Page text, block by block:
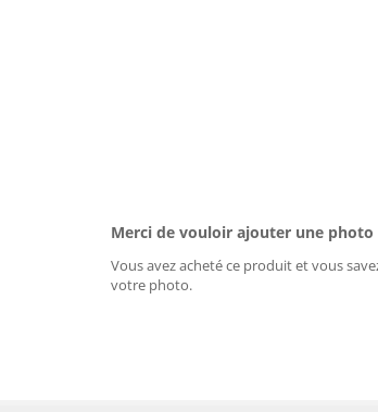
Merci de vouloir ajouter une
Vous avez acheté ce produit et vous
votre photo.